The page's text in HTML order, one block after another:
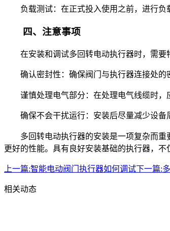
负载测试：在正式投入使用之前，进行
四、注意事项
在安装和调试多回转电动执行器时，需要
确认密封性：确保阀门与执行器连接处的
谨慎处理电气部分：在处理电气线缆时，
确保不会干扰运行：安装后尽量减少设备
多回转电动执行器的安装是一项复杂而
更好的性能。具有良好安装基础的执行器，
上一篇:智能电动阀门执行器如何调试下一篇:
相关动态